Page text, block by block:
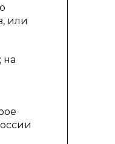
или
на